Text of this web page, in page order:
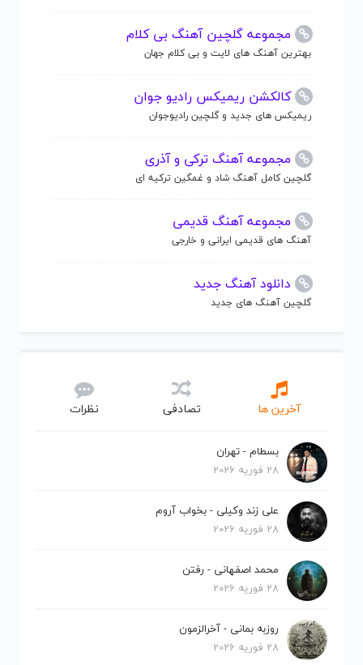
مجموعه گلچین آهنگ بی کلام
بهترین آهنگ های لایت و بی کلام جهان
کالکشن ریمیکس رادیو جوان
ریمیکس های جدید و گلچین رادیوجوان
مجموعه آهنگ ترکی و آذری
گلچین کامل آهنگ شاد و غمگین ترکیه ای
مجموعه آهنگ قدیمی
آهنگ های قدیمی ایرانی و خارجی
دانلود آهنگ جدید
گلچین آهنگ های جدید
آخرین ها تصادفی نظرات
بسطام - تهران
28 فوریه 2026
علی زند وکیلی - بخواب آروم
28 فوریه 2026
محمد اصفهانی - رفتن
28 فوریه 2026
روزبه بمانی - آخرالزمون
28 فوریه 2026